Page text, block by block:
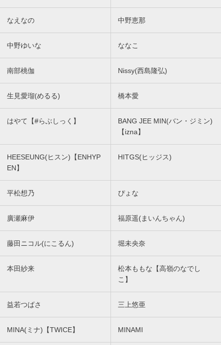
なえなの 中野恵那
中野ゆいな ななこ
南部桃伽 Nissy(西島隆弘)
生見愛瑠(めるる) 橋本愛
はやて【#らぶしっく】
BANG JEE MIN(バン・ジミン)
【izna】
HEESEUNG(ヒスン)【ENHYP
EN】
HITGS(ヒッジス)
平松想乃 ぴょな
廣瀬麻伊 福原遥(まいんちゃん)
藤田ニコル(にこるん) 堀未央奈
本田紗来
松本ももな【高嶺のなでし
こ】
益若つばさ 三上悠亜
MINA(ミナ)【TWICE】 MINAMI